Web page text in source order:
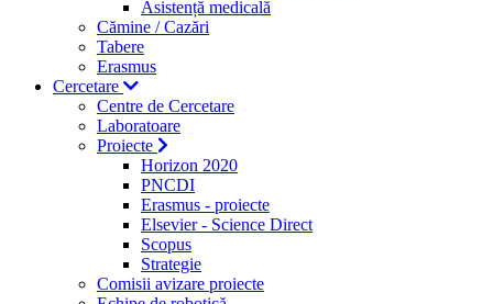
Asistență medicală
Cămine / Cazări
Tabere
Erasmus
Cercetare
Centre de Cercetare
Laboratoare
Proiecte
Horizon 2020
PNCDI
Erasmus - proiecte
Elsevier - Science Direct
Scopus
Strategie
Comisii avizare proiecte